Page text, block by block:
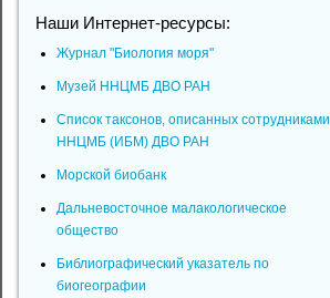
Наши Интернет-ресурсы:
Журнал "Биология моря"
Музей ННЦМБ ДВО РАН
Список таксонов, описанных сотрудниками
ННЦМБ (ИБМ) ДВО РАН
Морской биобанк
Дальневосточное малакологическое
общество
Библиографический указатель по
биогеографии